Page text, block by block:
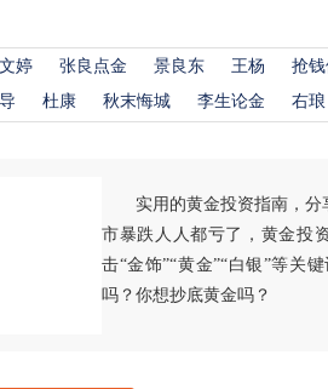
婷 张良点金 景良东 王杨 抢
杜康 秋末悔城 李生论金 右琅
实用的黄金投资指南，
市暴跌人人都亏了，黄金投
击“金饰”“黄金”“白银”等关
吗？你想抄底黄金吗？